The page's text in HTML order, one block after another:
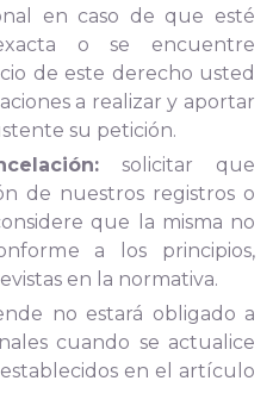
en caso de que esté
o se encuentre
de este derecho usted
a realizar y aportar
su petición.
solicitar que
de nuestros registros o
que la misma no
a los principios,
en la normativa.
no estará obligado a
cuando se actualice
en el artículo